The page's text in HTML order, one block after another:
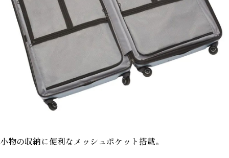
小物の収納に便利なメッシュポケット搭載。